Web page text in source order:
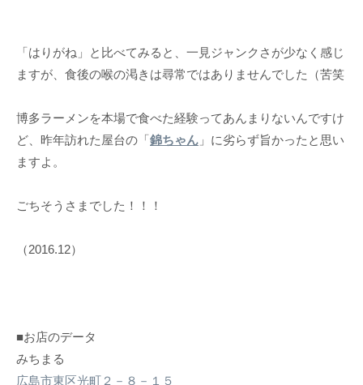
「はりがね」と比べてみると、一見ジャンクさが少なく感じ
ますが、食後の喉の渇きは尋常ではありませんでした（苦笑
博多ラーメンを本場で食べた経験ってあんまりないんですけ
ど、昨年訪れた屋台の「錦ちゃん 」に劣らず旨かったと思い
ますよ。
ごちそうさまでした！！！
（2016.12）
■お店のデータ
みちまる
広島市東区光町２－８－１５